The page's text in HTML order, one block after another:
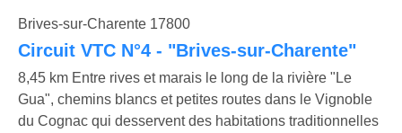
Brives-sur-Charente 17800
Circuit VTC N°4 - "Brives-sur-Charente"
8,45 km Entre rives et marais le long de la rivière "Le
Gua", chemins blancs et petites routes dans le Vignoble
du Cognac qui desservent des habitations traditionnelles